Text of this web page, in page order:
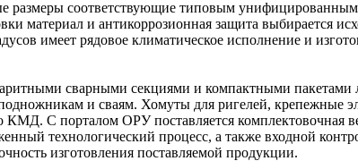
размеры соответствующие типовым
материал и антикоррозионная защита выбирается
имеет рядовое климатическое исполнение и
сварными секциями и компактными
и сваям. Хомуты для ригелей, крепежные
С порталом ОРУ поставляется комплектовочная
технологический процесс, а также входной
изготовления поставляемой продукции.